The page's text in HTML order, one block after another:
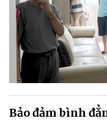
Bảo đảm bình